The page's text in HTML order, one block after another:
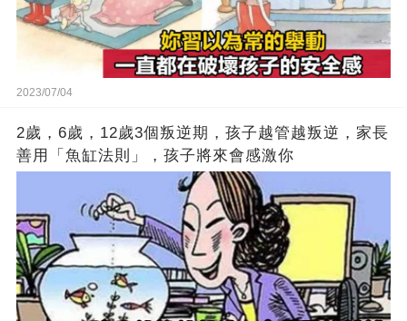
2023/07/04
2歲，6歲，12歲3個叛逆期，孩子越管越叛逆，家長
善用「魚缸法則」，孩子將來會感激你